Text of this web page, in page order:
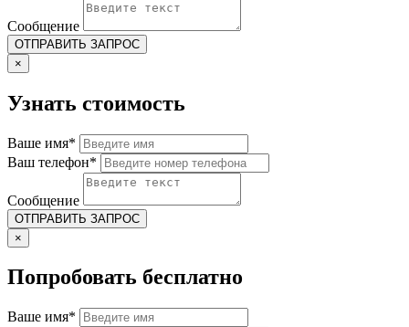
Сообщение
×
Узнать стоимость
Ваше имя*
Ваш телефон*
Сообщение
×
Попробовать бесплатно
Ваше имя*